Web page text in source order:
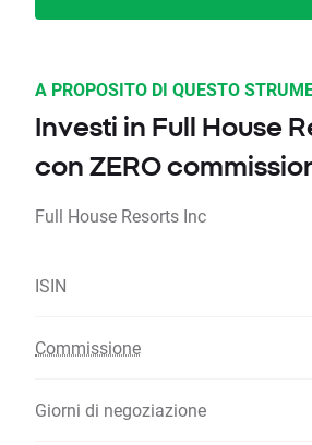
A PROPOSITO DI QUESTO
Investi in Full House
con ZERO
Full House Resorts Inc
ISIN
Commissione
Giorni di negoziazione